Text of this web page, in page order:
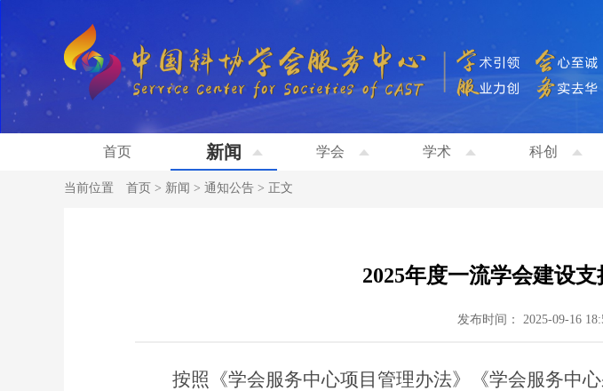
首页 新闻 学会 学术 科创
当前位置 首页 > 新闻 > 通知公告 > 正文
2025年度一流学会建设
发布时间： 2025-09-16
按照《学会服务中心项目管理办法》《学会服务中